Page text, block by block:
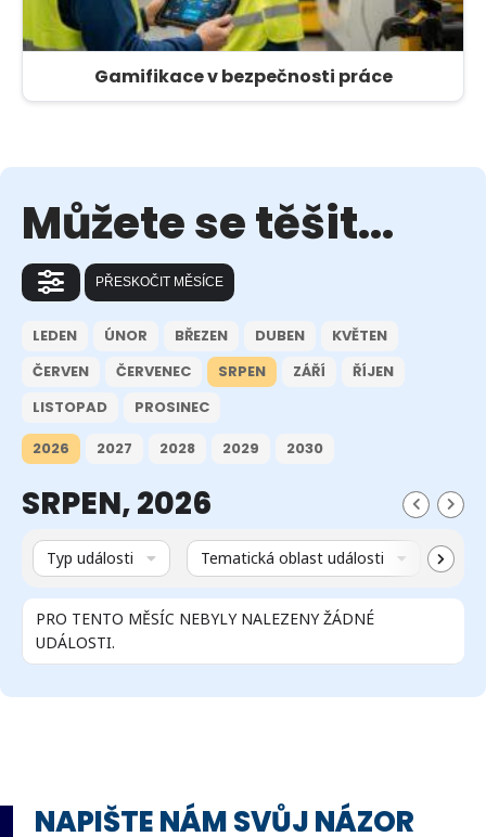
Gamifikace v bezpečnosti práce
Můžete se těšit...
PŘESKOČIT MĚSÍCE
LEDEN ÚNOR BŘEZEN DUBEN
KVĚTEN
ČERVEN
ČERVENEC SRPEN ZÁŘÍ
ŘÍJEN
LISTOPAD
PROSINEC
2026
2027 2028 2029 2030
SRPEN, 2026
Typ události Tematická oblast události
PRO TENTO MĚSÍC NEBYLY NALEZENY ŽÁDNÉ
UDÁLOSTI.
NAPIŠTE NÁM SVŮJ NÁZOR